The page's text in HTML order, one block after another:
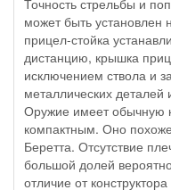
может быть установлен
прицел-стойка
дистанцию, крышка
исключением ствола и
металлических деталей
Оружие имеет обычную
компактным. Оно
Беретта. Отсутствие
большой долей
отличие от